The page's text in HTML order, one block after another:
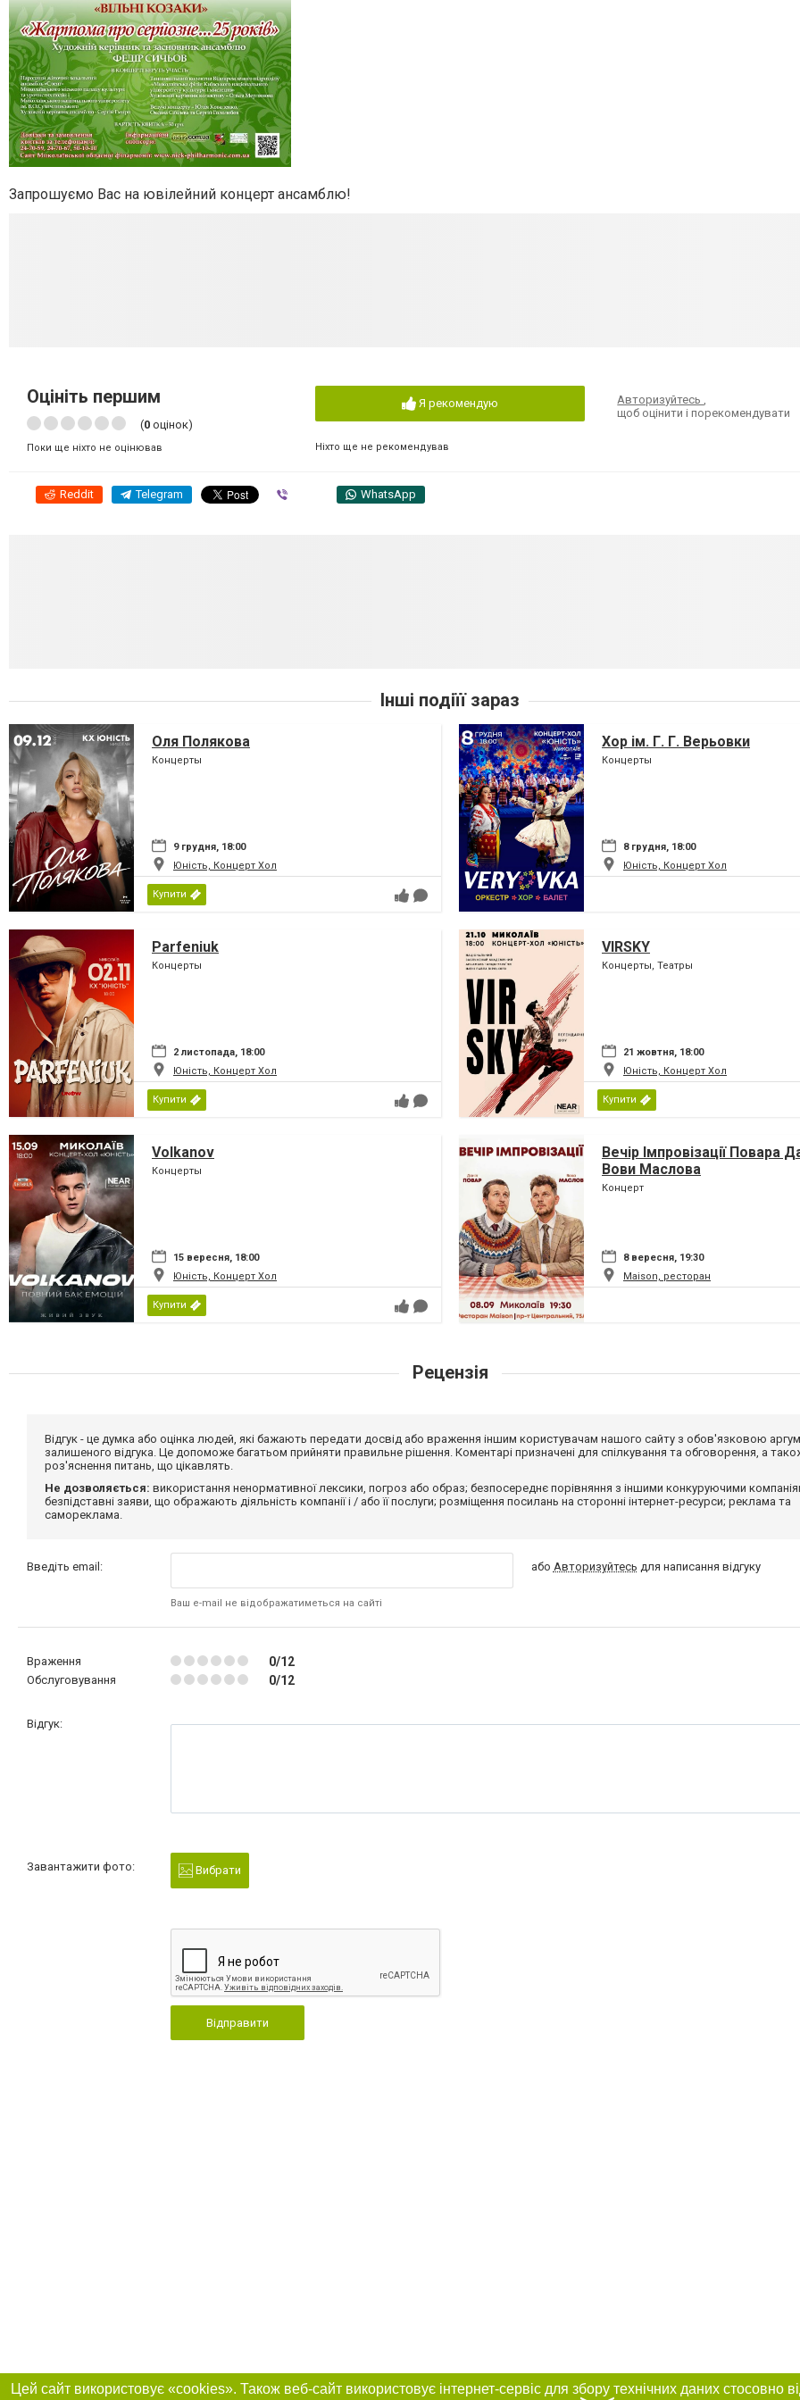
Запрошуємо Вас на ювілейний концерт ансамблю!
Оцініть першим
(0 оцінок)
Поки ще ніхто не оцінював
Я рекомендую
Ніхто ще не рекомендував
Авторизуйтесь
щоб оцінити і порекомендувати
Reddit Telegram WhatsApp
Інші подіїї зараз
Оля Полякова
Концерты
9 грудня, 18:00
Юність, Концерт Хол
Купити
Хор ім. Г. Г. Верьовки
Концерты
8 грудня, 18:00
Юність, Концерт Хол
Parfeniuk
Концерты
2 листопада, 18:00
Юність, Концерт Хол
Купити
VIRSKY
Концерты, Театры
21 жовтня, 18:00
Юність, Концерт Хол
Купити
Volkanov
Концерты
15 вересня, 18:00
Юність, Концерт Хол
Купити
Вечір Імпровізації Повара
Вови Маслова
Концерт
8 вересня, 19:30
Maison, ресторан
Рецензія
Відгук - це думка або оцінка людей, які бажають передати досвід або враження іншим користувачам нашого сайту з обов'язковою
залишеного відгука. Це допоможе багатьом прийняти правильне рішення. Коментарі призначені для спілкування та обговорення, а
роз'яснення питань, що цікавлять.
Не дозволяється: використання ненормативної лексики, погроз або образ; безпосереднє порівняння з іншими конкуруючими
безпідставні заяви, що ображають діяльність компанії і / або її послуги; розміщення посилань на сторонні інтернет-ресурси; реклама та
самореклама.
Введіть email:
Ваш e-mail не відображатиметься на сайті
або Авторизуйтесь для написання відгуку
Враження 0/12
Обслуговування 0/12
Відгук:
Завантажити фото: Вибрати
Відправити